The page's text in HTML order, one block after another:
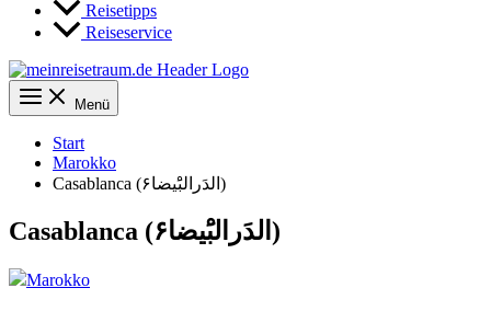
Reisetipps
Reiseservice
Menü
Start
Marokko
Casablanca (الدَرالبَْيضا۶)
Casablanca (الدَرالبَْيضا۶)
Marokko